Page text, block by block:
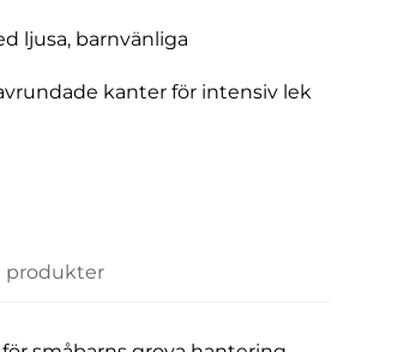
ljusa, barnvänliga
kanter för intensiv lek
produkter